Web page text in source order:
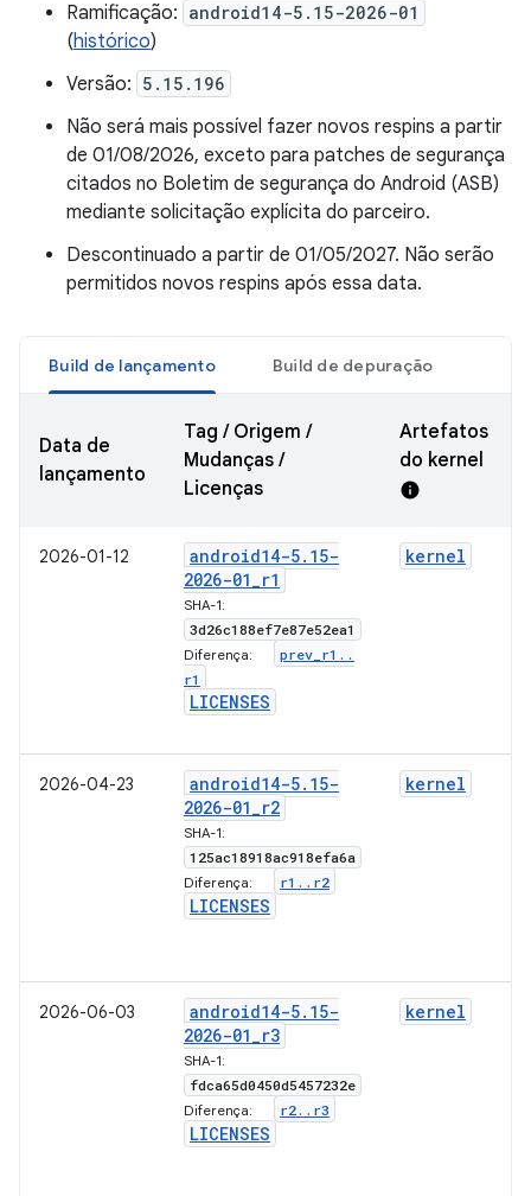
Ramificação: android14-5.15-2026-01
(histórico)
Versão: 5.15.196
Não será mais possível fazer novos respins a partir
de 01/08/2026, exceto para patches de segurança
citados no Boletim de segurança do Android (ASB)
mediante solicitação explícita do parceiro.
Descontinuado a partir de 01/05/2027. Não serão
permitidos novos respins após essa data.
Build de lançamento Build de depuração
Data de
lançamento
Tag / Origem /
Mudanças /
Licenças
Artefatos
do kernel
info
2026-01-12 android14-5. 15-
2026-01_r1
SHA-1:
3d26c188ef7e87e52ea1
Diferença: prev r1 . .
r1
LICENSES
kernel
2026-04-23 android14-5. 15-
2026-01_r2
SHA-1:
125ac18918ac918efa6a
Diferença: r1 . . r2
LICENSES
kernel
2026-06-03 android14-5. 15-
2026-01_r3
SHA-1:
fdca65d0450d5457232e
Diferença: r2. . r3
LICENSES
kernel